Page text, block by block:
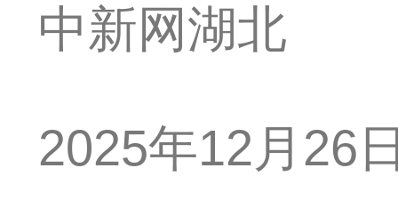
中新网湖北
2025年12月26